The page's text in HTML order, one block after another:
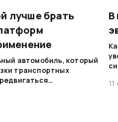
лучше брать
автомобиль, который
транспортных
В